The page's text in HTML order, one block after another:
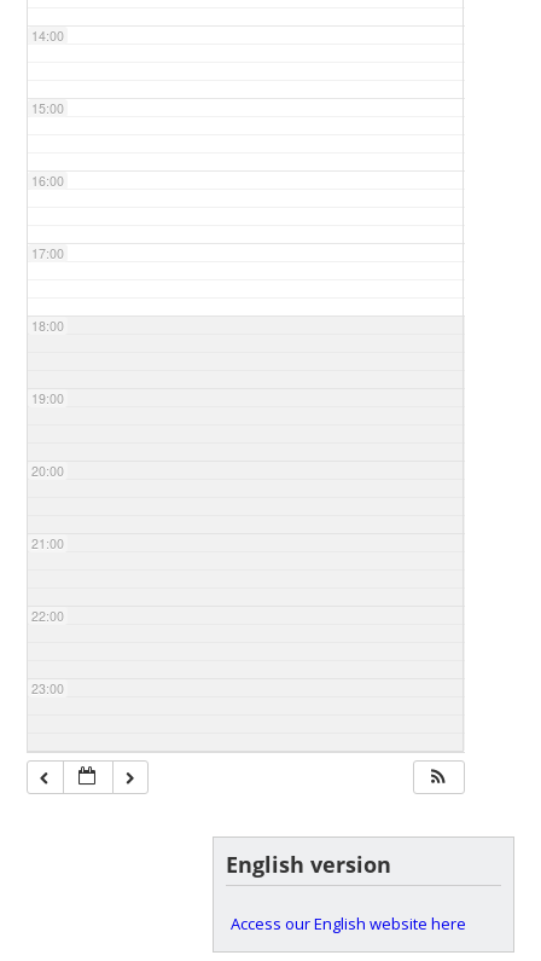
14:00
15:00
16:00
17:00
18:00
19:00
20:00
21:00
22:00
23:00
English version
Access our English website here